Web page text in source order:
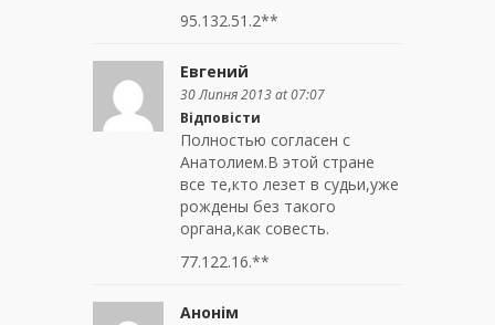
95.132.51.2**
Евгений
30 Липня 2013 at 07:07
Відповісти
Полностью согласен с
Анатолием.В этой стране
все те,кто лезет в судьи,уже
рождены без такого
органа,как совесть.
77.122.16.**
Анонім